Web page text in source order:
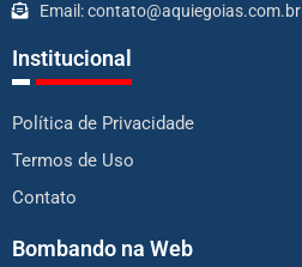
Email: contato@aquiegoias.com.br
Institucional
Política de Privacidade
Termos de Uso
Contato
Bombando na Web